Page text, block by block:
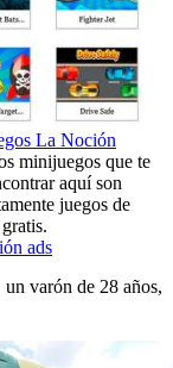
La Noción
minijuegos que te
aquí son
juegos de
ads
varón de 28 años,